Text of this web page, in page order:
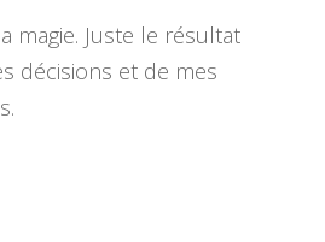
magie. Juste le résultat
décisions et de mes